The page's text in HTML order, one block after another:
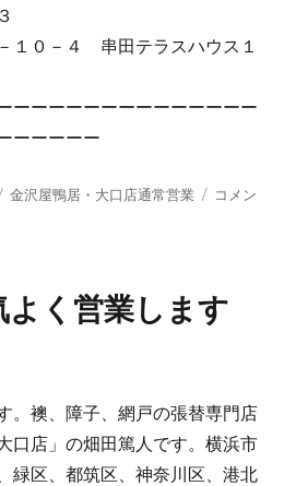
１０－４ 串田テラスハウス１
ーーーーーーーーーーーーーー
ーーーーー
タ
金沢屋鴨居・大口店通常営業
本
よ
し
ま
す。
に
コメン
よく営業します
。襖、障子、網戸の張替専門店
口店」の畑田篤人です。横浜市
緑区、都筑区、神奈川区、港北